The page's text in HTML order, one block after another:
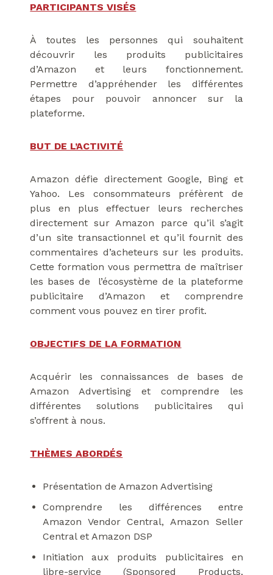
PARTICIPANTS VISÉS
À toutes les personnes qui souhaitent
découvrir les produits publicitaires
d’Amazon et leurs fonctionnement.
Permettre d’appréhender les différentes
étapes pour pouvoir annoncer sur la
plateforme.
BUT DE L’ACTIVITÉ
Amazon défie directement Google, Bing et
Yahoo. Les consommateurs préfèrent de
plus en plus effectuer leurs recherches
directement sur Amazon parce qu’il s’agit
d’un site transactionnel et qu’il fournit des
commentaires d’acheteurs sur les produits.
Cette formation vous permettra de maîtriser
les bases de l’écosystème de la plateforme
publicitaire d’Amazon et comprendre
comment vous pouvez en tirer profit.
OBJECTIFS DE LA FORMATION
Acquérir les connaissances de bases de
Amazon Advertising et comprendre les
différentes solutions publicitaires qui
s’offrent à nous.
THÈMES ABORDÉS
Présentation de Amazon Advertising
Comprendre les différences entre
Amazon Vendor Central, Amazon Seller
Central et Amazon DSP
Initiation aux produits publicitaires en
libre-service (Sponsored Products,